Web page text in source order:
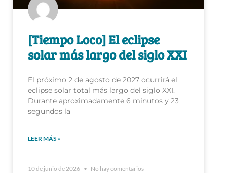
[Tiempo Loco] El eclipse
solar más largo del siglo XXI
El próximo 2 de agosto de 2027 ocurrirá el
eclipse solar total más largo del siglo XXI.
Durante aproximadamente 6 minutos y 23
segundos la
LEER MÁS »
10 de junio de 2026 No hay comentarios